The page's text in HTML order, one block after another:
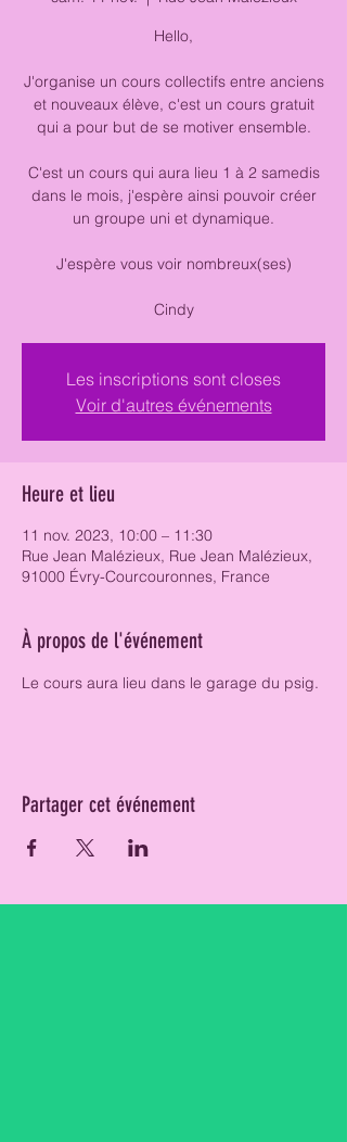
Hello,
J'organise un cours collectifs entre anciens
et nouveaux élève, c'est un cours gratuit
qui a pour but de se motiver ensemble.
C'est un cours qui aura lieu 1 à 2 samedis
dans le mois, j'espère ainsi pouvoir créer
un groupe uni et dynamique.
J'espère vous voir nombreux(ses)
Cindy
Les inscriptions sont closes
Voir d'autres événements
Heure et lieu
11 nov. 2023, 10:00 – 11:30
Rue Jean Malézieux, Rue Jean Malézieux,
91000 Évry-Courcouronnes, France
À propos de l'événement
Le cours aura lieu dans le garage du psig.
Partager cet événement